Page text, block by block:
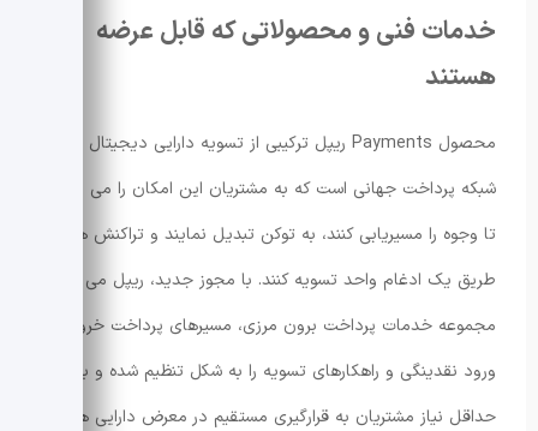
خدمات فنی و محصولاتی که قابل عرضه
هستند
محصول Payments ریپل ترکیبی از تسویه دارایی دیجیتال با یک
شبکه پرداخت جهانی است که به مشتریان این امکان را می دهد
تا وجوه را مسیریابی کنند، به توکن تبدیل نمایند و تراکنش ها را از
طریق یک ادغام واحد تسویه کنند. با مجوز جدید، ریپل می تواند
مجموعه خدمات پرداخت برون مرزی، مسیرهای پرداخت خروج و
ورود نقدینگی و راهکارهای تسویه را به شکل تنظیم شده و با
حداقل نیاز مشتریان به قرارگیری مستقیم در معرض دارایی ها